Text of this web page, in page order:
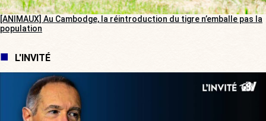
[ANIMAUX] Au Cambodge, la réintroduction du tigre n’emballe pas la
population
L'INVITÉ